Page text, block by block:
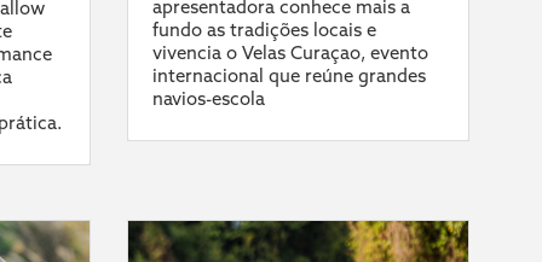
apresentadora conhece mais a
fundo as tradições locais e
vivencia o Velas Curaçao, evento
internacional que reúne grandes
navios-escola